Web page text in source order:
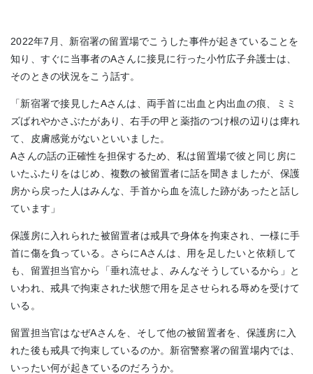
2022年7月、新宿署の留置場でこうした事件が起きていることを
知り、すぐに当事者のAさんに接見に行った小竹広子弁護士は、
そのときの状況をこう話す。
「新宿署で接見したAさんは、両手首に出血と内出血の痕、ミミ
ズばれやかさぶたがあり、右手の甲と薬指のつけ根の辺りは痺れ
て、皮膚感覚がないといいました。
Aさんの話の正確性を担保するため、私は留置場で彼と同じ房に
いたふたりをはじめ、複数の被留置者に話を聞きましたが、保護
房から戻った人はみんな、手首から血を流した跡があったと話し
ています」
保護房に入れられた被留置者は戒具で身体を拘束され、一様に手
首に傷を負っている。さらにAさんは、用を足したいと依頼して
も、留置担当官から「垂れ流せよ、みんなそうしているから」と
いわれ、戒具で拘束された状態で用を足させられる辱めを受けて
いる。
留置担当官はなぜAさんを、そして他の被留置者を、保護房に入
れた後も戒具で拘束しているのか。新宿警察署の留置場内では、
いったい何が起きているのだろうか。